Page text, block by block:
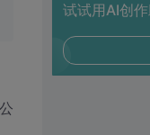
试试用AI创